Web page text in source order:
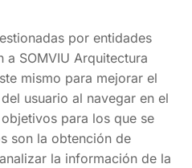
por entidades
SOMVIU Arquitectura
mismo para mejorar el
usuario al navegar en el
para los que se
son la obtención de
la información de la